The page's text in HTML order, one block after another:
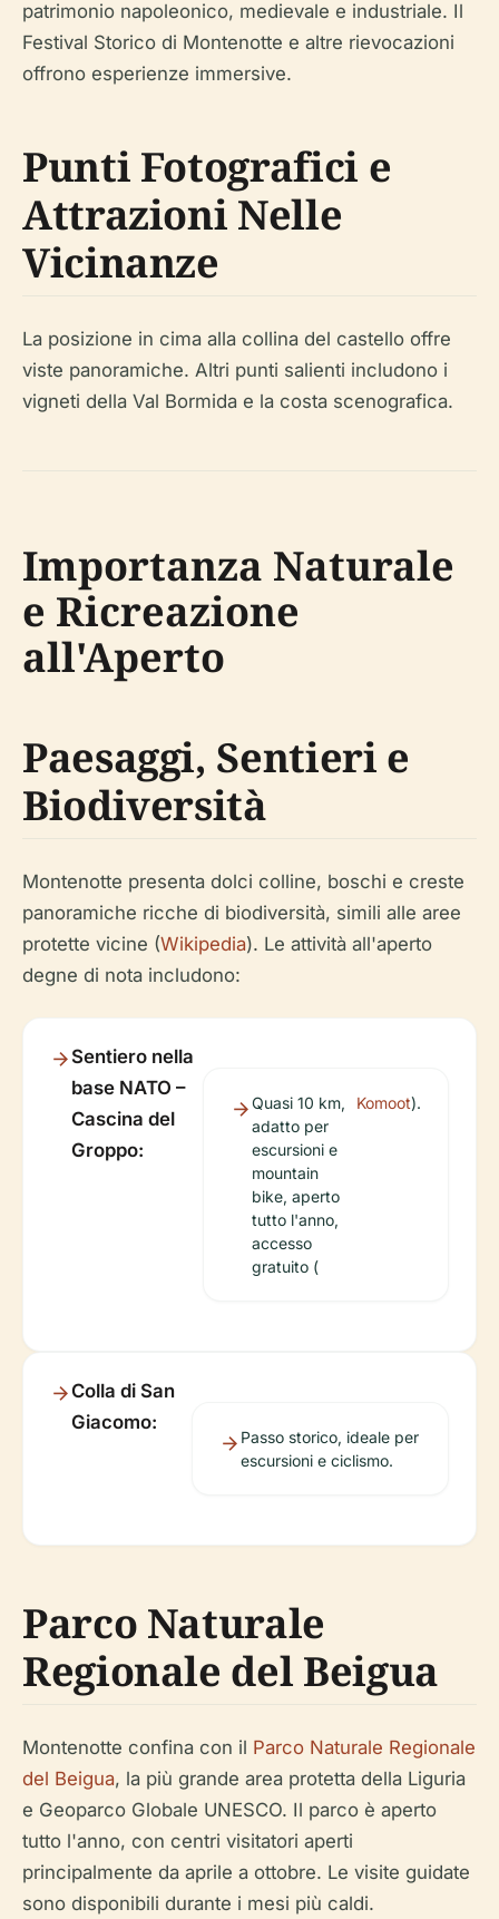
patrimonio napoleonico, medievale e industriale. Il
Festival Storico di Montenotte e altre rievocazioni
offrono esperienze immersive.
Punti Fotografici e
Attrazioni Nelle
Vicinanze
La posizione in cima alla collina del castello offre
viste panoramiche. Altri punti salienti includono i
vigneti della Val Bormida e la costa scenografica.
Importanza Naturale
e Ricreazione
all'Aperto
Paesaggi, Sentieri e
Biodiversità
Montenotte presenta dolci colline, boschi e creste
panoramiche ricche di biodiversità, simili alle aree
protette vicine (Wikipedia). Le attività all'aperto
degne di nota includono:
Sentiero nella
base NATO –
Cascina del
Groppo:
Quasi 10 km,
adatto per
escursioni e
mountain
bike, aperto
tutto l'anno,
accesso
gratuito (
Komoot).
Colla di San
Giacomo:
Passo storico, ideale per
escursioni e ciclismo.
Parco Naturale
Regionale del Beigua
Montenotte confina con il Parco Naturale Regionale
del Beigua, la più grande area protetta della Liguria
e Geoparco Globale UNESCO. Il parco è aperto
tutto l'anno, con centri visitatori aperti
principalmente da aprile a ottobre. Le visite guidate
sono disponibili durante i mesi più caldi.